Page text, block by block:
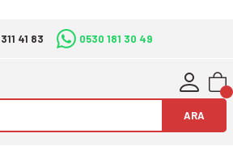
41 83 0530 181 30 49
ARA